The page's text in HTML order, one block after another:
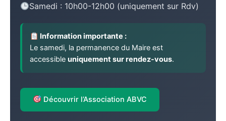
Samedi : 10h00-12h00 (uniquement sur Rdv)
Information importante :
Le samedi, la permanence du Maire est
accessible uniquement sur rendez-vous.
Découvrir l’Association ABVC